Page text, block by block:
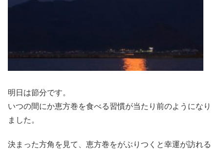
明日は節分です。
いつの間にか恵方巻を食べる習慣が当たり前のようになり
ました。
決まった方角を見て、恵方巻をがぶりつくと幸運が訪れる